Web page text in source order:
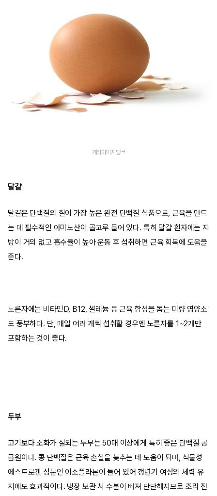
게티이미지뱅크
달걀
달걀은 단백질의 질이 가장 높은 완전 단백질 식품으로, 근육을 만드
는 데 필수적인 아미노산이 골고루 들어 있다. 특히 달걀 흰자에는 지
방이 거의 없고 흡수율이 높아 운동 후 섭취하면 근육 회복에 도움을
준다.
노른자에는 비타민D, B12, 셀레늄 등 근육 합성을 돕는 미량 영양소
도 풍부하다. 단, 매일 여러 개씩 섭취할 경우엔 노른자를 1~2개만
포함하는 것이 좋다.
두부
고기보다 소화가 잘되는 두부는 50대 이상에게 특히 좋은 단백질 공
급원이다. 콩 단백질은 근육 손실을 늦추는 데 도움이 되며, 식물성
에스트로겐 성분인 이소플라본이 들어 있어 갱년기 여성의 체력 유
지에도 효과적이다. 냉장 보관 시 수분이 빠져 단단해지므로 조리 전